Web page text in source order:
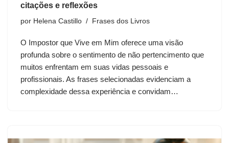
citações e reflexões
por Helena Castillo Frases dos Livros
O Impostor que Vive em Mim oferece uma visão
profunda sobre o sentimento de não pertencimento que
muitos enfrentam em suas vidas pessoais e
profissionais. As frases selecionadas evidenciam a
complexidade dessa experiência e convidam…